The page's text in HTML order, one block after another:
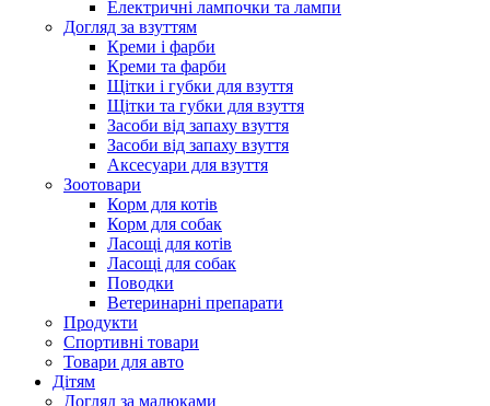
Електричні лампочки та лампи
Догляд за взуттям
Креми і фарби
Креми та фарби
Щітки і губки для взуття
Щітки та губки для взуття
Засоби від запаху взуття
Засоби від запаху взуття
Аксесуари для взуття
Зоотовари
Корм для котів
Корм для собак
Ласощі для котів
Ласощі для собак
Поводки
Ветеринарні препарати
Продукти
Спортивні товари
Товари для авто
Дітям
Догляд за малюками